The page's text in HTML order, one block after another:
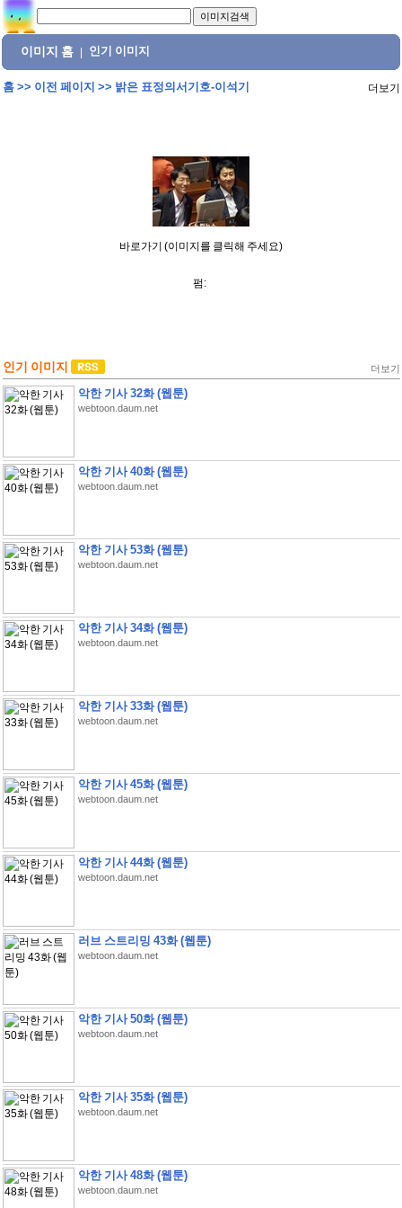
이미지 홈 인기 이미지
홈>> 이전 페이지 >> 밝은 표정의서기호-이석기 더보기
바로가기 (이미지를 클릭해 주세요)
펌:
인기 이미지 더보기
악한 기사 32화 (웹툰)
webtoon.daum.net
악한 기사 40화 (웹툰)
webtoon.daum.net
악한 기사 53화 (웹툰)
webtoon.daum.net
악한 기사 34화 (웹툰)
webtoon.daum.net
악한 기사 33화 (웹툰)
webtoon.daum.net
악한 기사 45화 (웹툰)
webtoon.daum.net
악한 기사 44화 (웹툰)
webtoon.daum.net
러브 스트리밍 43화 (웹툰)
webtoon.daum.net
악한 기사 50화 (웹툰)
webtoon.daum.net
악한 기사 35화 (웹툰)
webtoon.daum.net
악한 기사 48화 (웹툰)
webtoon.daum.net